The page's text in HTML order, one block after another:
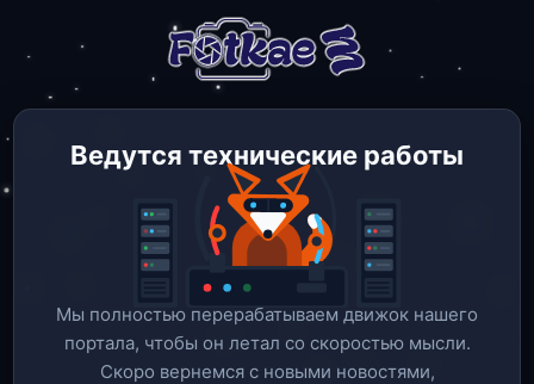
Ведутся технические работы
Мы полностью перерабатываем движок нашего
портала, чтобы он летал со скоростью мысли.
Скоро вернемся c новыми новостями,